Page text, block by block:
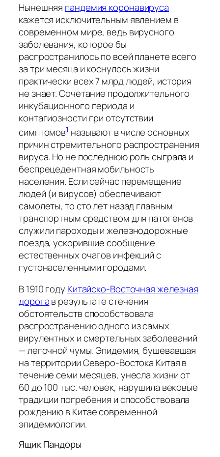
Нынешняя пандемия коронавируса
кажется исключительным явлением в
современном мире, ведь вирусного
заболевания, которое бы
распространилось по всей планете всего
за три месяца и коснулось жизни
практически всех 7 млрд людей, история
не знает. Сочетание продолжительного
инкубационного периода и
контагиозности при отсутствии
симптомов1 называют в числе основных
причин стремительного распространения
вируса. Но не последнюю роль сыграла и
беспрецедентная мобильность
населения. Если сейчас перемещение
людей (и вирусов) обеспечивают
самолеты, то сто лет назад главным
транспортным средством для патогенов
служили пароходы и железнодорожные
поезда, ускорившие сообщение
естественных очагов инфекций с
густонаселенными городами.
В 1910 году Китайско-Восточная железная
дорогав результате стечения
обстоятельств способствовала
распространению одного из самых
вирулентных и смертельных заболеваний
— легочной чумы. Эпидемия, бушевавшая
на территории Северо-Востока Китая в
течение семи месяцев, унесла жизни от
60 до 100 тыс. человек, нарушила вековые
традиции погребения и способствовала
рождению в Китае современной
эпидемиологии.
Ящик Пандоры